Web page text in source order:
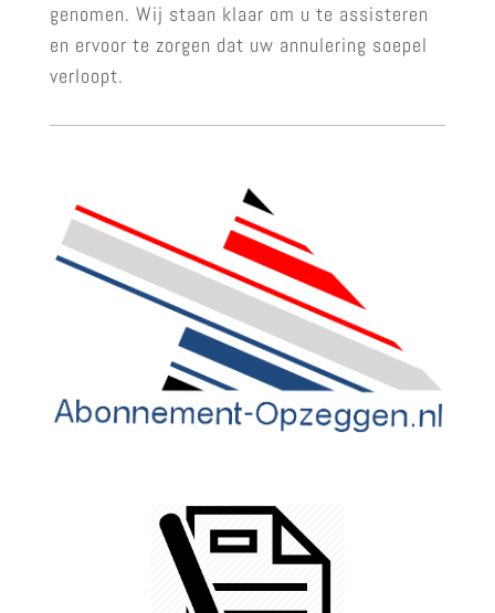
genomen. Wij staan klaar om u te assisteren
en ervoor te zorgen dat uw annulering soepel
verloopt.